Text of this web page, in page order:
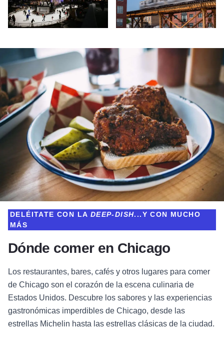
Dónde comer en Chicago
DELÉITATE CON LA DEEP-DISH...Y CON MUCHO
MÁS
Los restaurantes, bares, cafés y otros lugares para comer
de Chicago son el corazón de la escena culinaria de
Estados Unidos. Descubre los sabores y las experiencias
gastronómicas imperdibles de Chicago, desde las
estrellas Michelin hasta las estrellas clásicas de la ciudad.